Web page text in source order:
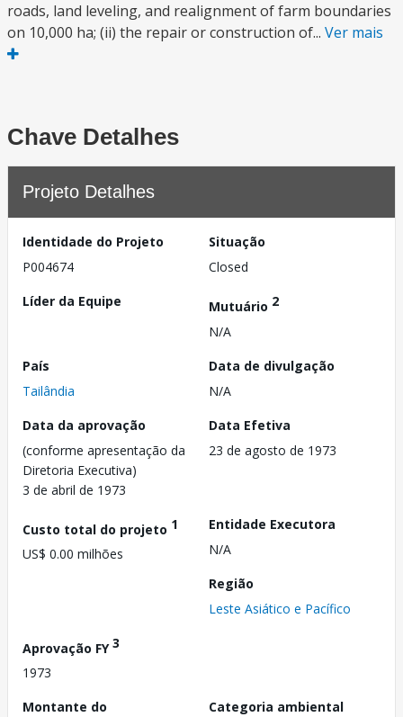
roads, land leveling, and realignment of farm boundaries
on 10,000 ha; (ii) the repair or construction of... Ver mais
Chave Detalhes
Projeto Detalhes
Identidade do Projeto
P004674
Situação
Closed
Líder da Equipe
Mutuário 2
N/A
País
Tailândia
Data de divulgação
N/A
Data da aprovação
(conforme apresentação da
Diretoria Executiva)
3 de abril de 1973
Data Efetiva
23 de agosto de 1973
Custo total do projeto 1
US$ 0.00 milhões
Entidade Executora
N/A
Região
Leste Asiático e Pacífico
Aprovação FY3
1973
Montante do
Categoria ambiental